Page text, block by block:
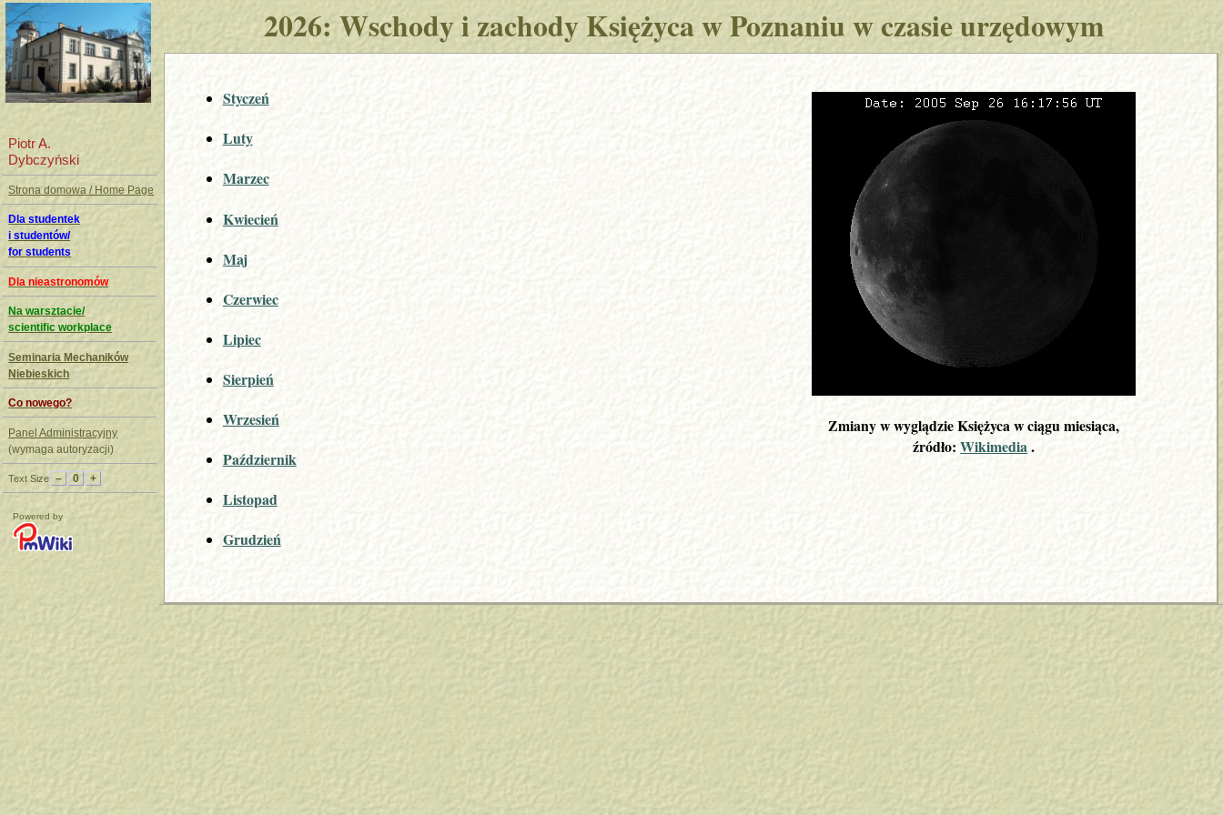
2026: Wschody i zachody Księżyca w Poznaniu w czasie urzędowym
Zmiany w wyglądzie Księżyca w ciągu miesiąca,
źródło:Wikimedia.
Styczeń
Luty
Marzec
Kwiecień
Maj
Czerwiec
Lipiec
Sierpień
Wrzesień
Październik
Listopad
Grudzień
Piotr A.
Dybczyński
Strona domowa / Home Page
Dla studentek
i studentów/
for students
Dla nieastronomów
Na warsztacie/
scientific workplace
Seminaria Mechaników
Niebieskich
Co nowego?
Panel Administracyjny
(wymaga autoryzacji)
Text Size – 0 +
Powered by